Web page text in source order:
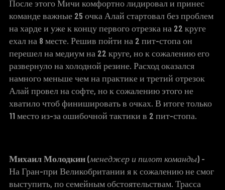
После этого Мичи комфортно лидировал и принес
команде важные 25 очка Алай стартовал без проблем
на харде и уже к концу первого отрезка на 22 круге
ехал на 8 месте. Решив пойти на 2 пит-стопа он
перешел на медиум на 22 круге, но к сожалению его
развернуло на холодной резине. Расход оказался
намного меньше чем на практике и третий отрезок
Алай провел на софте, но к сожалению этого не
хватило чтоб финишировать в очках. В итоге только
11 место из-за ошибочной тактики в 2 пит-стопа.
Михаил Молодкин(менеджер и пилот команды) -
На Гран-при Великобритании я к сожалению не смог
выступить, по семейным обстоятельствам. Трасса